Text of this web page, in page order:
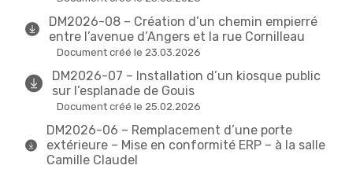
DM2026-08 – Création d’un chemin empierré
entre l’avenue d’Angers et la rue Cornilleau
Document créé le 23.03.2026
DM2026-07 – Installation d’un kiosque public
sur l’esplanade de Gouis
Document créé le 25.02.2026
DM2026-06 – Remplacement d’une porte
extérieure – Mise en conformité ERP – à la salle
Camille Claudel